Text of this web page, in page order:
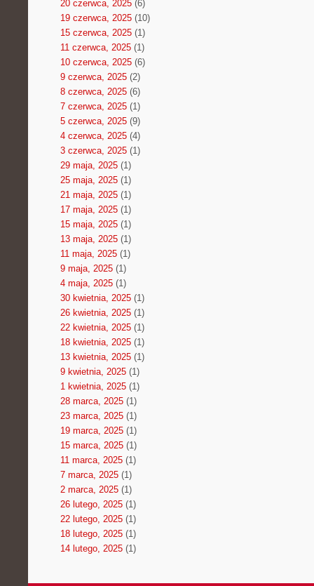
20 czerwca, 2025(6)
19 czerwca, 2025(10)
15 czerwca, 2025(1)
11 czerwca, 2025(1)
10 czerwca, 2025(6)
9 czerwca, 2025(2)
8 czerwca, 2025(6)
7 czerwca, 2025(1)
5 czerwca, 2025(9)
4 czerwca, 2025(4)
3 czerwca, 2025(1)
29 maja, 2025(1)
25 maja, 2025(1)
21 maja, 2025(1)
17 maja, 2025(1)
15 maja, 2025(1)
13 maja, 2025(1)
11 maja, 2025(1)
9 maja, 2025(1)
4 maja, 2025(1)
30 kwietnia, 2025(1)
26 kwietnia, 2025(1)
22 kwietnia, 2025(1)
18 kwietnia, 2025(1)
13 kwietnia, 2025(1)
9 kwietnia, 2025(1)
1 kwietnia, 2025(1)
28 marca, 2025(1)
23 marca, 2025(1)
19 marca, 2025(1)
15 marca, 2025(1)
11 marca, 2025(1)
7 marca, 2025(1)
2 marca, 2025(1)
26 lutego, 2025(1)
22 lutego, 2025(1)
18 lutego, 2025(1)
14 lutego, 2025(1)